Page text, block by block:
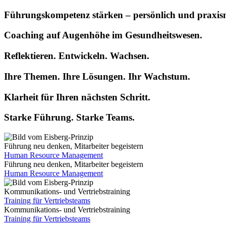
Führungskompetenz stärken – persönlich und
Coaching auf Augenhöhe im Gesundheitswesen.
Reflektieren. Entwickeln. Wachsen.
Ihre Themen. Ihre Lösungen. Ihr Wachstum.
Klarheit für Ihren nächsten Schritt.
Starke Führung. Starke Teams.
Führung neu denken, Mitarbeiter begeistern
Human Resource Management
Führung neu denken, Mitarbeiter begeistern
Human Resource Management
Kommunikations- und Vertriebstraining
Training für Vertriebsteams
Kommunikations- und Vertriebstraining
Training für Vertriebsteams